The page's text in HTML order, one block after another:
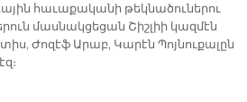
հաւաքականի թեկնածուներու
մասնակցեցան Շիշլիի կազմէն
Ժոզէֆ Արաբ, Կարէն Պոյնուքալըն